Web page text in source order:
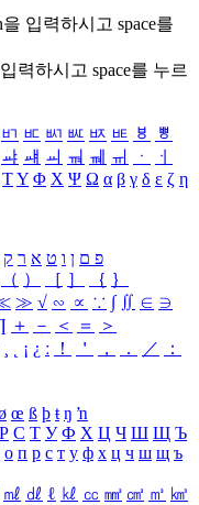
을 입력하시고 space를
력하시고 space를 누르
ㅲ ㅳ ㅴ ㅵ ㅶ ㅷ ㅸ
ㅹ
ㆇ ㆈ ㆉ ㆊ ㆋ ㆌ ㆍ
ㆎ
ΤΥ Φ Χ Ψ Ω α β γ δ ε ζ η
פ ם ן ו ט א ר ק
（ ） ［ ］ ｛ ｝
≫ √ ∽ ∝ ∵ ∫ ∬ ∈ ∋
＋ － ＜ ＝
＞
¸ ¡ ¿ ː ！ ＇ ， ． ／
：
œ ß þ ŧ ŋ ŉ
Р С Т У Ф Х Ц Ч Ш Щ Ъ
о п р с т у ф х ц ч ш щ ъ
㎖ ㎗ ℓ ㎘ ㏄ ㎣ ㎤ ㎥ ㎦